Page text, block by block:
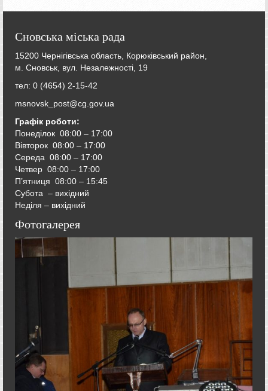
Сновська міська рада
15200 Чернігівська область, Корюківський район,
м. Сновськ, вул. Незалежності, 19
тел: 0 (4654) 2-15-42
msnovsk_post@cg.gov.ua
Графік роботи:
Понеділок 08:00 – 17:00
Вівторок 08:00 – 17:00
Середа 08:00 – 17:00
Четвер 08:00 – 17:00
П’ятниця 08:00 – 15:45
Субота – вихідний
Неділя – вихідний
Фотогалерея